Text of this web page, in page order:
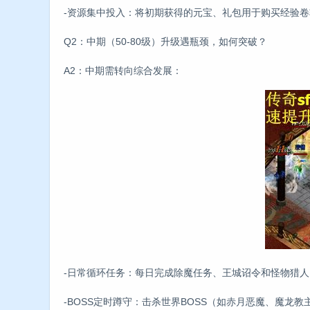
-资源集中投入：将初期获得的元宝、礼包用于购买经验
Q2：中期（50-80级）升级遇瓶颈，如何突破？
A2：中期需转向综合发展：
-日常循环任务：每日完成除魔任务、王城诏令和怪物猎
-BOSS定时蹲守：击杀世界BOSS（如赤月恶魔、魔龙